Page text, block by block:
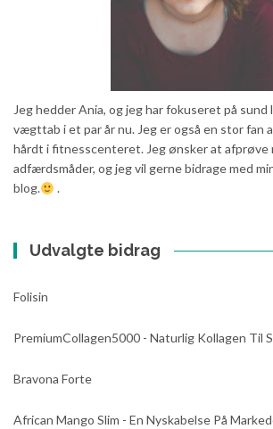
Jeg hedder Ania, og jeg har fokuseret på
vægttab i et par år nu. Jeg er også en stor fan
hårdt i fitnesscenteret. Jeg ønsker at afprøve
adfærdsmåder, og jeg vil gerne bidrage med
blog.
.
Udvalgte bidrag
Folisin
PremiumCollagen5000 - Naturlig Kollagen Til
Bravona Forte
African Mango Slim - En Nyskabelse På